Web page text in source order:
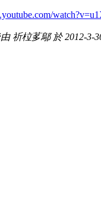
祈柆茤鄔 於 2012-3-